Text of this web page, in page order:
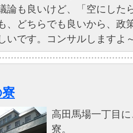
論も良いけど、「空にした
、どちらでも良いから、政
いです。コンサルしますよ
寮
高田馬場一丁目
寮。